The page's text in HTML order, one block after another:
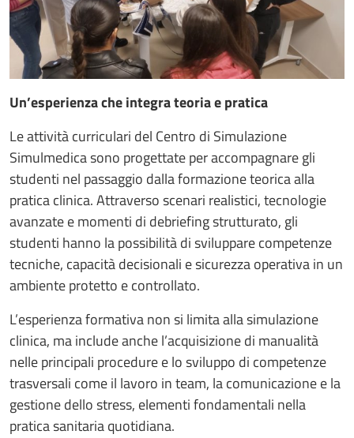
Un’esperienza che integra teoria e pratica
Le attività curriculari del Centro di Simulazione
Simulmedica sono progettate per accompagnare gli
studenti nel passaggio dalla formazione teorica alla
pratica clinica. Attraverso scenari realistici, tecnologie
avanzate e momenti di debriefing strutturato, gli
studenti hanno la possibilità di sviluppare competenze
tecniche, capacità decisionali e sicurezza operativa in un
ambiente protetto e controllato.
L’esperienza formativa non si limita alla simulazione
clinica, ma include anche l’acquisizione di manualità
nelle principali procedure e lo sviluppo di competenze
trasversali come il lavoro in team, la comunicazione e la
gestione dello stress, elementi fondamentali nella
pratica sanitaria quotidiana.